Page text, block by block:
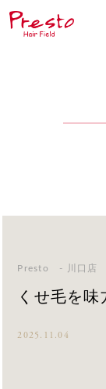
Presto - 川口店
くせ毛を
2025.11.04